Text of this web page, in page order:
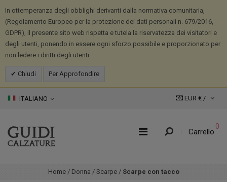
In ottemperanza degli obblighi derivanti dalla normativa comunitaria,
(Regolamento Europeo per la protezione dei dati personali n. 679/2016,
GDPR), il presente sito web rispetta e tutela la riservatezza dei visitatori e
degli utenti, ponendo in essere ogni sforzo possibile e proporzionato per
non ledere i diritti degli utenti.
Chiudi Per Approfondire
ITALIANO EUR € /
Carrello
0
Home / Donna / Scarpe / Scarpe con tacco